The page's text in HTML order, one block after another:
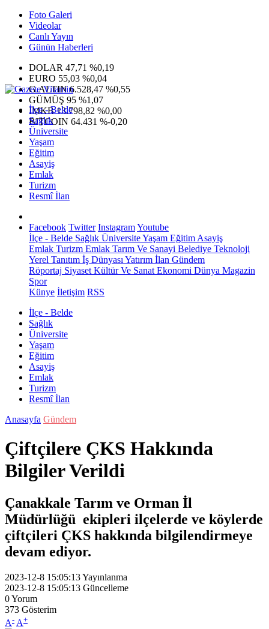
Foto Galeri
Videolar
Canlı Yayın
Günün Haberleri
DOLAR 47,71 %0,19
EURO 55,03 %0,04
G.ALTIN6.528,47 %0,55
GÜMÜŞ 95 %1,07
IMKB13.798,82 %0,00
BITCOIN 64.431 %-0,20
İlçe - Belde
Sağlık
Üniversite
Yaşam
Eğitim
Asayiş
Emlak
Turizm
Resmî İlan
Facebook Twitter InstagramYoutube
İlçe - Belde Sağlık ÜniversiteYaşam Eğitim Asayiş
Emlak Turizm Emlak Tarım Ve Sanayi Belediye Teknoloji
Yerel Tanıtım İş Dünyası Yatırım İlan Gündem
Röportaj Siyaset Kültür Ve Sanat Ekonomi Dünya Magazin
Spor
Künye İletişim RSS
İlçe - Belde
Sağlık
Üniversite
Yaşam
Eğitim
Asayiş
Emlak
Turizm
Resmî İlan
Anasayfa Gündem
Çiftçilere ÇKS Hakkında
Bilgiler Verildi
Çanakkale Tarım ve Orman İl
Müdürlüğü ekipleri ilçelerde ve köylerde
çiftçileri ÇKS hakkında bilgilendirmeye
devam ediyor.
2023-12-8 15:05:13Yayınlanma
2023-12-8 15:05:13 Güncelleme
0Yorum
373 Gösterim
A- A+